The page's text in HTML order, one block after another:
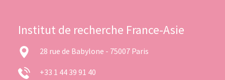
Institut de recherche France-Asie
28 rue de Babylone - 75007 Paris
+33 1 44 39 91 40